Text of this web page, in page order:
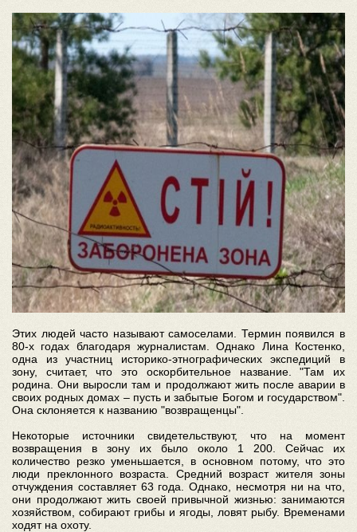
Этих людей часто называют самоселами. Термин появился в
80-х годах благодаря журналистам. Однако Лина Костенко,
одна из участниц историко-этнографических экспедиций в
зону, считает, что это оскорбительное название. "Там их
родина. Они выросли там и продолжают жить после аварии в
своих родных домах – пусть и забытые Богом и государством".
Она склоняется к названию "возвращенцы".
Некоторые источники свидетельствуют, что на момент
возвращения в зону их было около 1 200. Сейчас их
количество резко уменьшается, в основном потому, что это
люди преклонного возраста. Средний возраст жителя зоны
отчуждения составляет 63 года. Однако, несмотря ни на что,
они продолжают жить своей привычной жизнью: занимаются
хозяйством, собирают грибы и ягоды, ловят рыбу. Временами
ходят на охоту.